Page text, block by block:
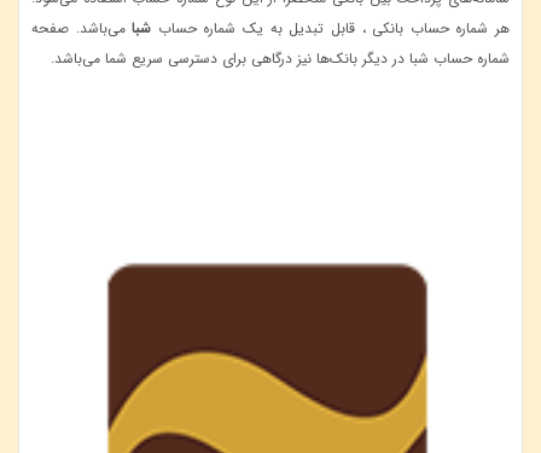
هر شماره حساب بانکی ، قابل تبدیل به یک شماره حساب شبامی‌باشد. صفحه
شماره حساب شبا در دیگر بانک‌ها نیز درگاهی برای دسترسی سریع شما می‌باشد.